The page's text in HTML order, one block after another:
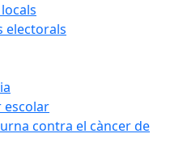
electorals
escolar
contra el càncer de